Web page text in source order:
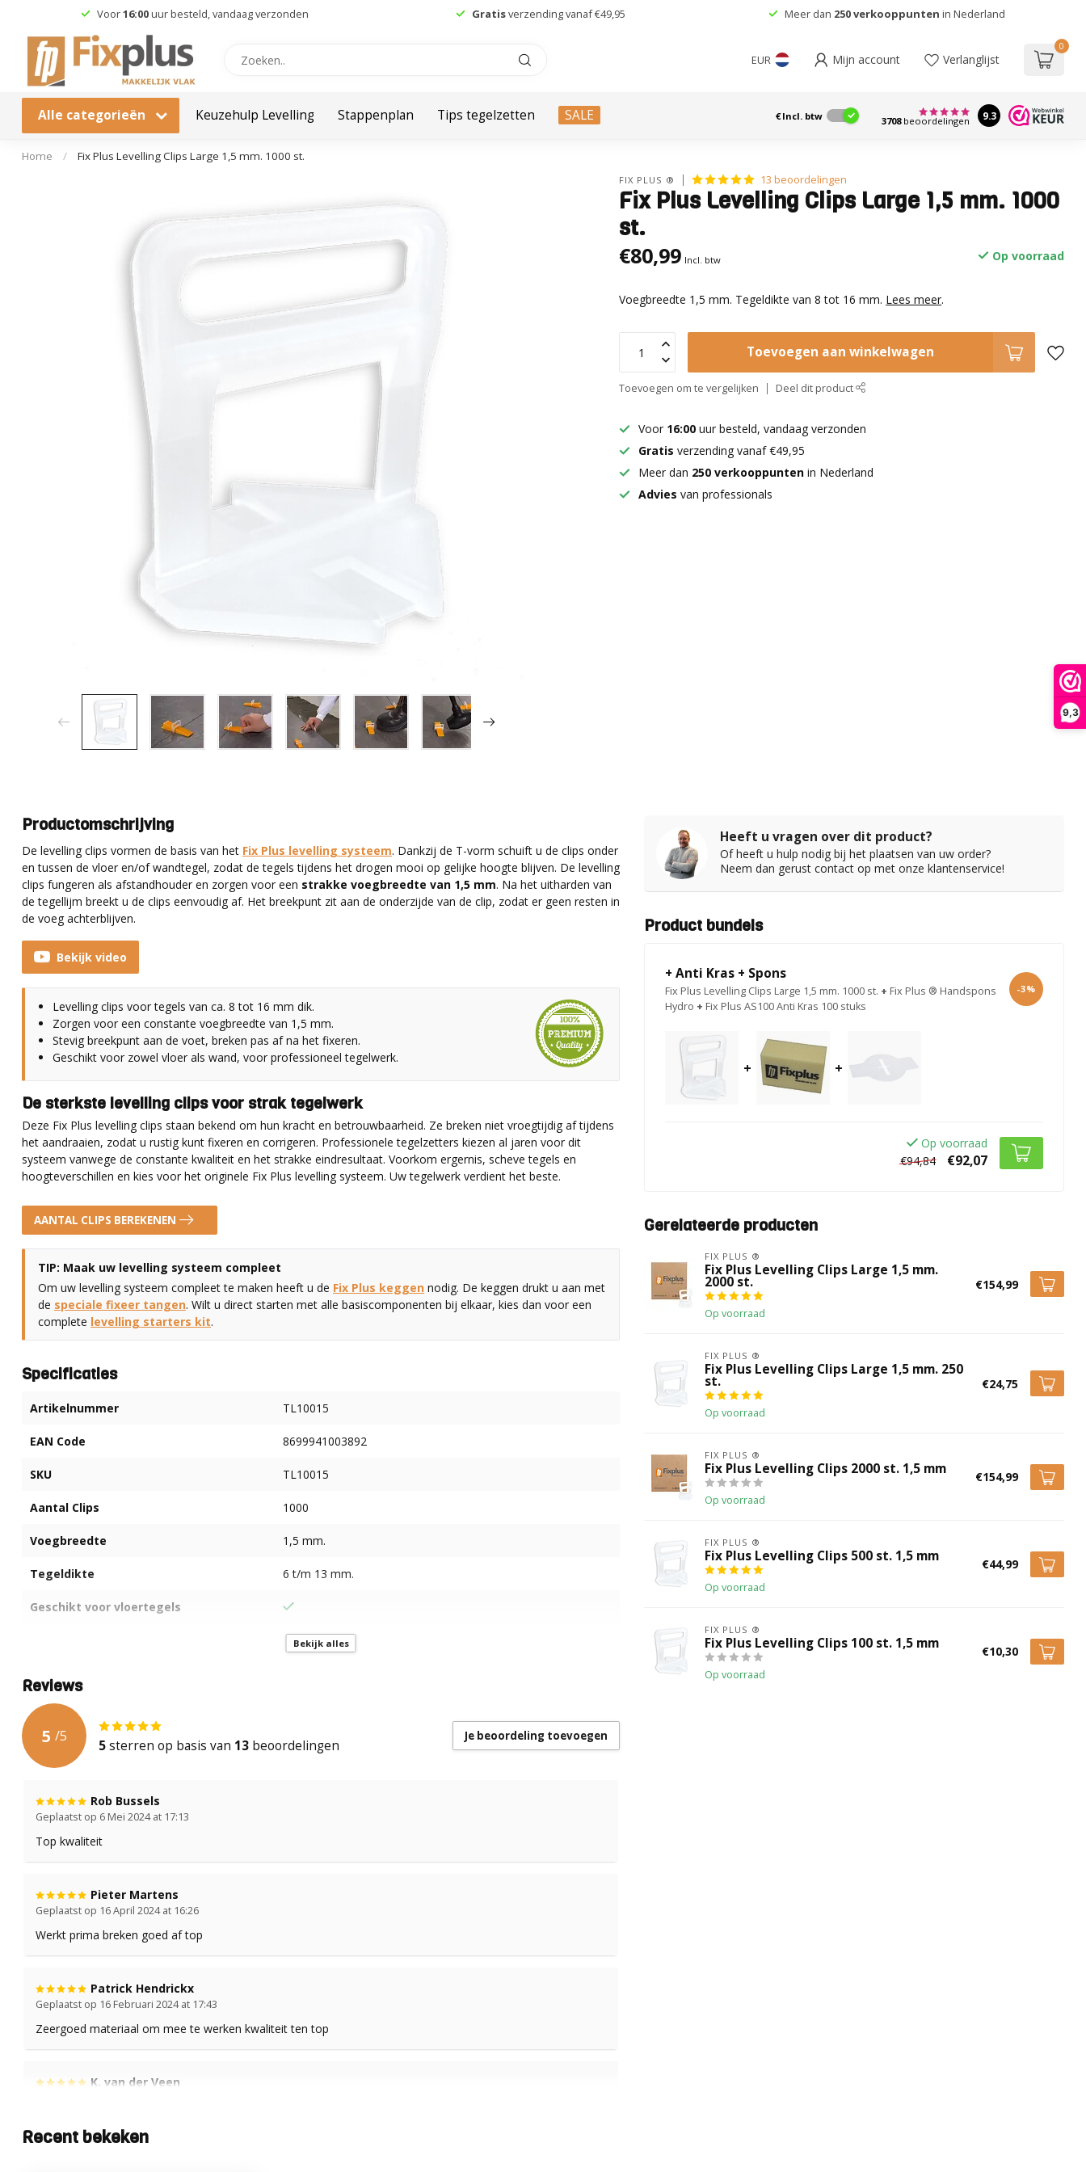
9,3
Gratisverzending vanaf €49,95 Meer dan250 verkooppuntenin Nederland Adviesvan professionals
EUR Mijn account Verlanglijst
0
Alle categorieën Keuzehulp Levelling Stappenplan Tips tegelzetten SALE €Incl. btw 3708beoordelingen 9.3
Home / Fix Plus Levelling Clips Large 1,5 mm. 1000 st.
FIX PLUS ® 13 beoordelingen
Fix Plus Levelling Clips Large 1,5 mm. 1000
st.
€80,99 Incl. btw Op voorraad
Voegbreedte 1,5 mm. Tegeldikte van 8 tot 16 mm. Lees meer.
Toevoegen aan winkelwagen
Toevoegen om te vergelijken Deel dit product
Voor 16:00 uur besteld, vandaag verzonden
Gratis verzending vanaf €49,95
Meer dan 250 verkooppunten in Nederland
Advies van professionals
Productomschrijving
De levelling clips vormen de basis van het Fix Plus levelling systeem. Dankzij de T-vorm schuift u de clips onder
en tussen de vloer en/of wandtegel, zodat de tegels tijdens het drogen mooi op gelijke hoogte blijven. De levelling
clips fungeren als afstandhouder en zorgen voor een strakke voegbreedte van 1,5 mm. Na het uitharden van
de tegellijm breekt u de clips eenvoudig af. Het breekpunt zit aan de onderzijde van de clip, zodat er geen resten in
de voeg achterblijven.
Bekijk video
Levelling clips voor tegels van ca. 8 tot 16 mm dik.
Zorgen voor een constante voegbreedte van 1,5 mm.
Stevig breekpunt aan de voet, breken pas af na het fixeren.
Geschikt voor zowel vloer als wand, voor professioneel tegelwerk.
De sterkste levelling clips voor strak tegelwerk
Deze Fix Plus levelling clips staan bekend om hun kracht en betrouwbaarheid. Ze breken niet vroegtijdig af tijdens
het aandraaien, zodat u rustig kunt fixeren en corrigeren. Professionele tegelzetters kiezen al jaren voor dit
systeem vanwege de constante kwaliteit en het strakke eindresultaat. Voorkom ergernis, scheve tegels en
hoogteverschillen en kies voor het originele Fix Plus levelling systeem. Uw tegelwerk verdient het beste.
AANTAL CLIPS BEREKENEN
TIP: Maak uw levelling systeem compleet
Om uw levelling systeem compleet te maken heeft u de Fix Plus keggen nodig. De keggen drukt u aan met
de speciale fixeer tangen. Wilt u direct starten met alle basiscomponenten bij elkaar, kies dan voor een
complete levelling starters kit.
Specificaties
Artikelnummer TL10015
EAN Code 8699941003892
SKU TL10015
Aantal Clips 1000
Voegbreedte 1,5 mm.
Tegeldikte 6 t/m 13 mm.
Geschikt voor vloertegels
Bekijk alles
Reviews
5 /5
5sterren op basis van 13 beoordelingen
Je beoordeling toevoegen
Rob Bussels
Geplaatst op 6 Mei 2024 at 17:13
Top kwaliteit
Pieter Martens
Geplaatst op 16 April 2024 at 16:26
Werkt prima breken goed af top
Patrick Hendrickx
Geplaatst op 16 Februari 2024 at 17:43
Zeergoed materiaal om mee te werken kwaliteit ten top
K. van der Veen
Heeft u vragen over dit product?
Of heeft u hulp nodig bij het plaatsen van uw order?
Neem dan gerust contact op met onze klantenservice!
Product bundels
+ Anti Kras + Spons
Fix Plus Levelling Clips Large 1,5 mm. 1000 st. + Fix Plus ® Handspons
Hydro + Fix Plus AS100 Anti Kras 100 stuks
-3%
+ +
Op voorraad
€94,84
€92,07
Gerelateerde producten
FIX PLUS ®
Fix Plus Levelling Clips Large 1,5 mm.
2000 st.
Op voorraad
€154,99
FIX PLUS ®
Fix Plus Levelling Clips Large 1,5 mm. 250
st.
Op voorraad
€24,75
FIX PLUS ®
Fix Plus Levelling Clips 2000 st. 1,5 mm
Op voorraad
€154,99
FIX PLUS ®
Fix Plus Levelling Clips 500 st. 1,5 mm
Op voorraad
€44,99
FIX PLUS ®
Fix Plus Levelling Clips 100 st. 1,5 mm
Op voorraad
€10,30
Recent bekeken